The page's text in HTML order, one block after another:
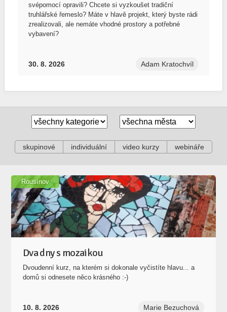
svépomocí opravili? Chcete si vyzkoušet tradiční
truhlářské řemeslo? Máte v hlavě projekt, který byste rádi
zrealizovali, ale nemáte vhodné prostory a potřebné
vybavení?
30. 8. 2026 Adam Kratochvíl
skupinové individuální video kurzy webináře
Dva dny s mozaikou
Dvoudenní kurz, na kterém si dokonale vyčistíte hlavu... a
domů si odnesete něco krásného :-)
10. 8. 2026 Marie Bezuchová
Rousínov